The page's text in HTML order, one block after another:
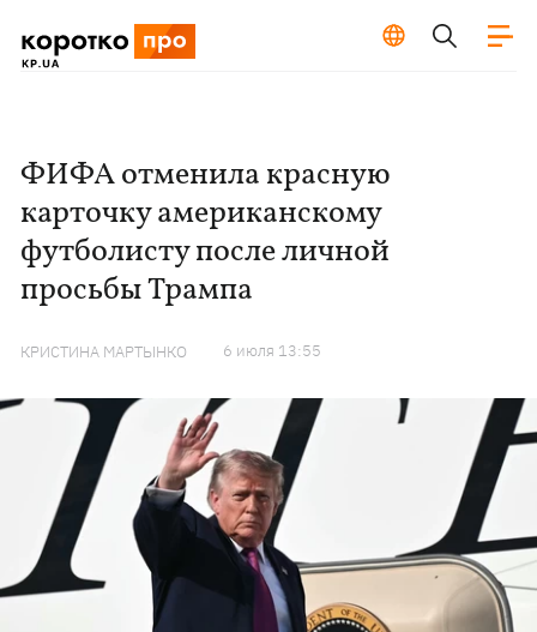
ФИФА отменила красную
карточку американскому
футболисту после личной
просьбы Трампа
КРИСТИНА МАРТЫНКО 6 июля 13:55